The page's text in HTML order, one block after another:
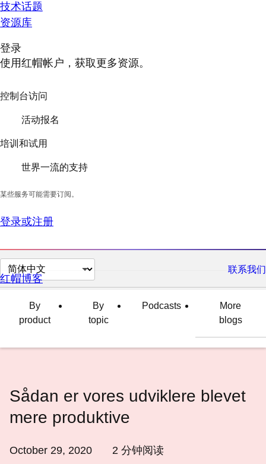
技术话题
资源库
登录
使用红帽帐户，获取更多资源。
控制台访问
活动报名
培训和试用
世界一流的支持
某些服务可能需要订阅。
登录或注册
切
换
言
联系我们
红帽博客
By
product
By
topic
Podcasts
More
blogs
Sådan er vores udviklere blevet
mere produktive
October 29, 2020 2 分钟阅读